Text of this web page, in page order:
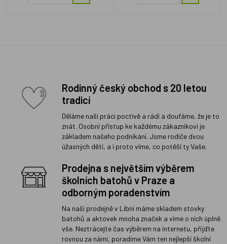
Rodinný český obchod s 20 letou
tradicí
Děláme naši práci poctivě a rádi a doufáme, že je to
znát. Osobní přístup ke každému zákazníkovi je
základem našeho podnikání. Jsme rodiče dvou
úžasných dětí, a i proto víme, co potěší ty Vaše.
Prodejna s největším výběrem
školních batohů v Praze a
odborným poradenstvím
Na naší prodejně v Libni máme skladem stovky
batohů a aktovek mnoha značek a víme o nich úplně
vše. Neztrácejte čas výběrem na internetu, přijďte
rovnou za námi, poradíme Vám ten nejlepší školní